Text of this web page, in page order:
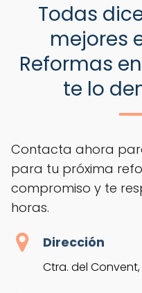
Todas
mejores
Reformas
te lo
Contacta ahora
para tu próxima
compromiso y te
horas.
Dirección
Ctra. del